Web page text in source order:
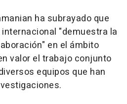
ha subrayado que
"demuestra la
en el ámbito
valor el trabajo conjunto
equipos que han